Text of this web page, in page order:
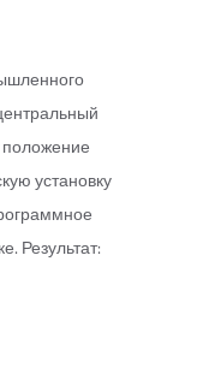
установку
Результат: